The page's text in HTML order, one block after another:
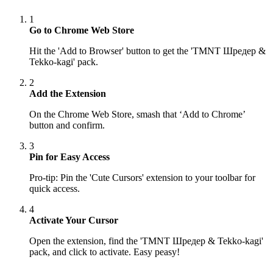
1
Go to Chrome Web Store
Hit the 'Add to Browser' button to get the 'TMNT Шредер &
Tekko-kagi' pack.
2
Add the Extension
On the Chrome Web Store, smash that ‘Add to Chrome’
button and confirm.
3
Pin for Easy Access
Pro-tip: Pin the 'Cute Cursors' extension to your toolbar for
quick access.
4
Activate Your Cursor
Open the extension, find the 'TMNT Шредер & Tekko-kagi'
pack, and click to activate. Easy peasy!